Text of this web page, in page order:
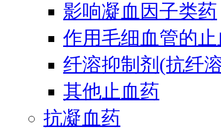
影响凝血因子类药
作用毛细血管的
纤溶抑制剂(抗纤
其他止血药
抗凝血药